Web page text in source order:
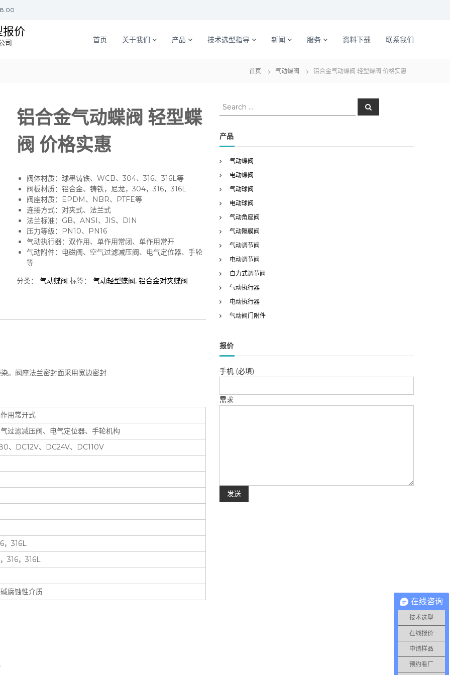
价
司 首页 关于我们 产品 技术选型指导 新闻 服务 资料下载 联系我们
首页 气动蝶阀 铝合金气动蝶阀 轻型蝶阀 价格实惠
铝合金气动蝶阀 轻型蝶
阀 价格实惠
阀体材质：球墨铸铁、WCB、304、316、316L等
阀板材质：铝合金、铸铁，尼龙，304，316，316L
阀座材质：EPDM、NBR、PTFE等
连接方式：对夹式、法兰式
法兰标准：GB、ANSI、JIS、DIN
压力等级：PN10、PN16
气动执行器：双作用、单作用常闭、单作用常开
气动附件：电磁阀、空气过滤减压阀、电气定位器、手轮
等
分类： 气动蝶阀 标签： 气动轻型蝶阀, 铝合金对夹蝶阀
。阀座法兰密封面采用宽边密封
用常开式
过滤减压阀、电气定位器、手轮机构
、DC12V、DC24V、DC110V
，316L
316，316L
腐蚀性介质
S
r
c
f
o
r
S
e
产品
气动蝶阀
电动蝶阀
气动球阀
电动球阀
气动角座阀
气动隔膜阀
气动调节阀
电动调节阀
自力式调节阀
气动执行器
电动执行器
气动阀门附件
报价
手机 (必填)
需求
在线咨询
技术选型
在线报价
申请样品
预约看厂